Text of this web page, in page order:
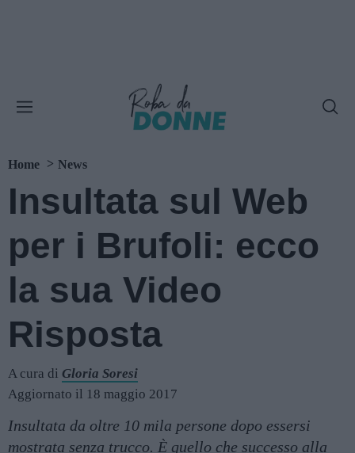
Home News
Insultata sul Web
per i Brufoli: ecco
la sua Video
Risposta
A cura di Gloria Soresi
Aggiornato il 18 maggio 2017
Insultata da oltre 10 mila persone dopo essersi
mostrata senza trucco. È quello che successo alla